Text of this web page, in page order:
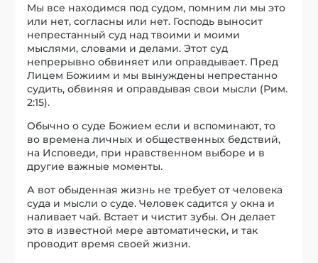
Мы все находимся под судом, помним ли мы это
или нет, согласны или нет. Господь выносит
непрестанный суд над твоими и моими
мыслями, словами и делами. Этот суд
непрерывно обвиняет или оправдывает. Пред
Лицем Божиим и мы вынуждены непрестанно
судить, обвиняя и оправдывая свои мысли (Рим.
2:15).
Обычно о суде Божием если и вспоминают, то
во времена личных и общественных бедствий,
на Исповеди, при нравственном выборе и в
другие важные моменты.
А вот обыденная жизнь не требует от человека
суда и мысли о суде. Человек садится у окна и
наливает чай. Встает и чистит зубы. Он делает
это в известной мере автоматически, и так
проводит время своей жизни.